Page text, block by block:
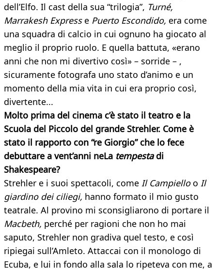
dell’Elfo. Il cast della sua “trilogia”, Turné,
Marrakesh Expresse Puerto Escondido, era come
una squadra di calcio in cui ognuno ha giocato al
meglio il proprio ruolo. E quella battuta, «erano
anni che non mi divertivo così» – sorride – ,
sicuramente fotografa uno stato d’animo e un
momento della mia vita in cui era proprio così,
divertente...
Molto prima del cinema c’è stato il teatro e la
Scuola del Piccolo del grande Strehler. Come è
stato il rapporto con “re Giorgio” che lo fece
debuttare a vent’anni neLa tempesta di
Shakespeare?
Strehler e i suoi spettacoli, come Il Campielloo Il
giardino dei ciliegi, hanno formato il mio gusto
teatrale. Al provino mi sconsigliarono di portare il
Macbeth, perché per ragioni che non ho mai
saputo, Strehler non gradiva quel testo, e così
ripiegai sull’Amleto. Attaccai con il monologo di
Ecuba, e lui in fondo alla sala lo ripeteva con me, a